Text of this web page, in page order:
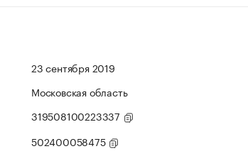
23 сентября 2019
Московская область
319508100223337
502400058475